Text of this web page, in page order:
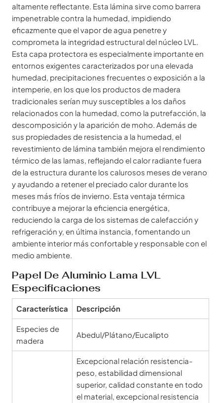
altamente reflectante. Esta lámina sirve como barrera
impenetrable contra la humedad, impidiendo
eficazmente que el vapor de agua penetre y
comprometa la integridad estructural del núcleo LVL.
Esta capa protectora es especialmente importante en
entornos exigentes caracterizados por una elevada
humedad, precipitaciones frecuentes o exposición a la
intemperie, en los que los productos de madera
tradicionales serían muy susceptibles a los daños
relacionados con la humedad, como la putrefacción, la
descomposición y la aparición de moho. Además de
sus propiedades de resistencia a la humedad, el
revestimiento de lámina también mejora el rendimiento
térmico de las lamas, reflejando el calor radiante fuera
de la estructura durante los calurosos meses de verano
y ayudando a retener el preciado calor durante los
meses más fríos de invierno. Esta ventaja térmica
contribuye a mejorar la eficiencia energética,
reduciendo la carga de los sistemas de calefacción y
refrigeración y, en última instancia, fomentando un
ambiente interior más confortable y responsable con el
medio ambiente.
Papel De Aluminio Lama LVL
Especificaciones
Característica Descripción
Especies de
madera
Abedul/Plátano/Eucalipto
Excepcional relación resistencia-
peso, estabilidad dimensional
superior, calidad constante en todo
el material, excepcional resistencia